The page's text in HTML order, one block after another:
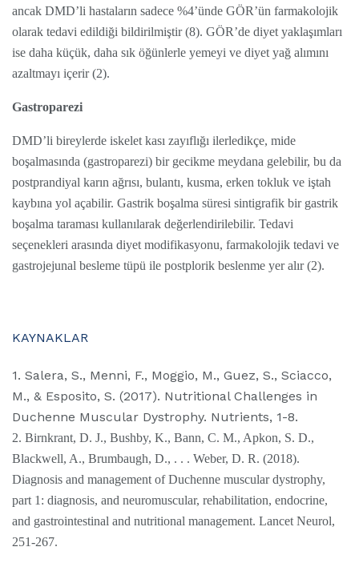
ancak DMD’li hastaların sadece %4’ünde GÖR’ün farmakolojik
olarak tedavi edildiği bildirilmiştir (8). GÖR’de diyet yaklaşımları
ise daha küçük, daha sık öğünlerle yemeyi ve diyet yağ alımını
azaltmayı içerir (2).
Gastroparezi
DMD’li bireylerde iskelet kası zayıflığı ilerledikçe, mide
boşalmasında (gastroparezi) bir gecikme meydana gelebilir, bu da
postprandiyal karın ağrısı, bulantı, kusma, erken tokluk ve iştah
kaybına yol açabilir. Gastrik boşalma süresi sintigrafik bir gastrik
boşalma taraması kullanılarak değerlendirilebilir. Tedavi
seçenekleri arasında diyet modifikasyonu, farmakolojik tedavi ve
gastrojejunal besleme tüpü ile postplorik beslenme yer alır (2).
KAYNAKLAR
1. Salera, S., Menni, F., Moggio, M., Guez, S., Sciacco,
M., & Esposito, S. (2017). Nutritional Challenges in
Duchenne Muscular Dystrophy. Nutrients, 1-8.
2. Birnkrant, D. J., Bushby, K., Bann, C. M., Apkon, S. D.,
Blackwell, A., Brumbaugh, D., . . . Weber, D. R. (2018).
Diagnosis and management of Duchenne muscular dystrophy,
part 1: diagnosis, and neuromuscular, rehabilitation, endocrine,
and gastrointestinal and nutritional management. Lancet Neurol,
251-267.